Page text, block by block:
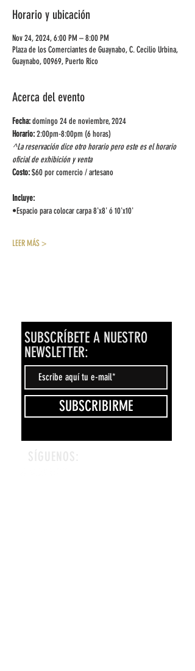
Horario y ubicación
Nov 24, 2024, 6:00 PM – 8:00 PM
Plaza de los Comerciantes de Guaynabo, C. Cecilio Urbina,
Guaynabo, 00969, Puerto Rico
Acerca del evento
Fecha: domingo 24 de noviembre, 2024
Horario: 2:00pm-8:00pm (6 horas)
^La reservación dice otro horario pero este es el horario
oficial de exhibición y venta
Costo: $60 por comercio / artesano
Incluye:
•Espacio para colocar carpa 8'x8' ó 10'x10'
LEER MÁS >
SUBSCRÍBETE A NUESTRO
NEWSLETTER:
SUBSCRIBIRME